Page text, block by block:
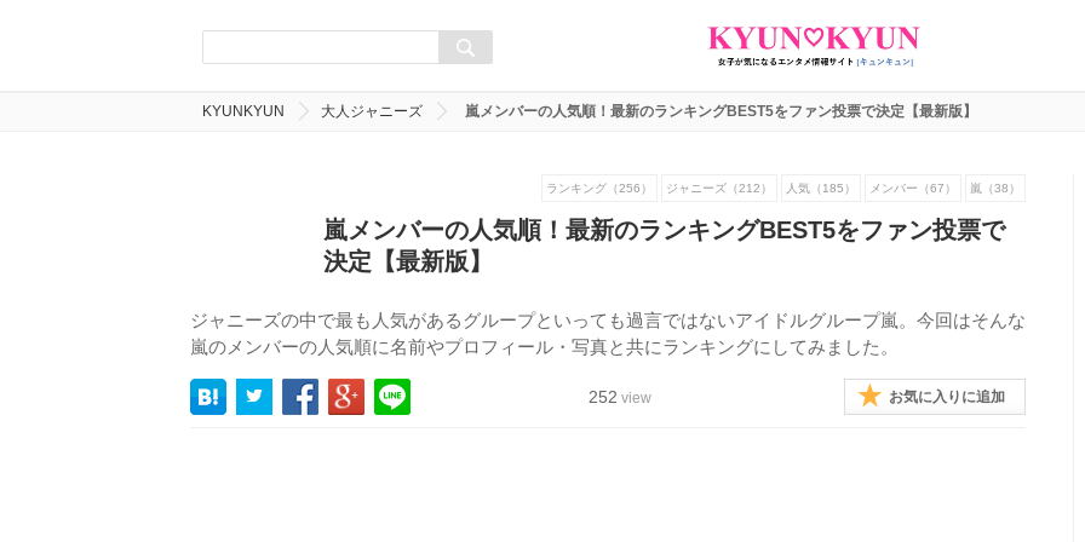
KYUNKYUN 大人ジャニーズ 嵐メンバーの人気順！最新のランキングBEST5をファン投票で決定【最新版】
ランキング（256） ジャニーズ（212） 人気（185） メンバー（67） 嵐（38）
嵐メンバーの人気順！最新のランキングBEST5をファン投票で
決定【最新版】
ジャニーズの中で最も人気があるグループといっても過言ではないアイドルグループ嵐。今回はそんな
嵐のメンバーの人気順に名前やプロフィール・写真と共にランキングにしてみました。
252 view お気に入りに追加